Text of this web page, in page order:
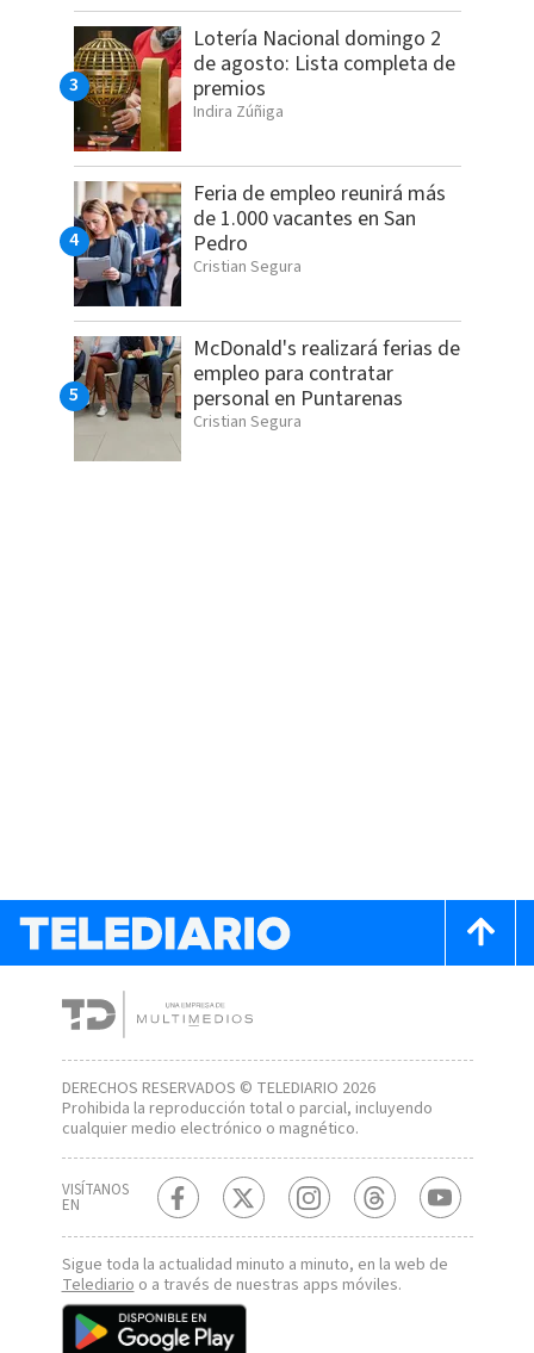
Lotería Nacional domingo 2
de agosto: Lista completa de
premios
Indira Zúñiga
Feria de empleo reunirá más
de 1.000 vacantes en San
Pedro
Cristian Segura
McDonald's realizará ferias de
empleo para contratar
personal en Puntarenas
Cristian Segura
DERECHOS RESERVADOS © TELEDIARIO 2026
Prohibida la reproducción total o parcial, incluyendo
cualquier medio electrónico o magnético.
VISÍTANOS
EN
Sigue toda la actualidad minuto a minuto, en la web de
Telediarioo a través de nuestras apps móviles.